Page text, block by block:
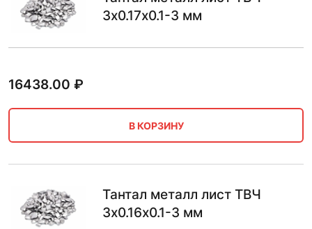
3х0.17х0.1-3 мм
16438.00 ₽
В КОРЗИНУ
Тантал металл лист ТВЧ
3х0.16х0.1-3 мм